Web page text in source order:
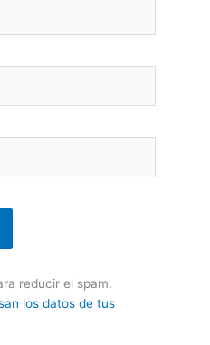
reducir el spam.
los datos de tus